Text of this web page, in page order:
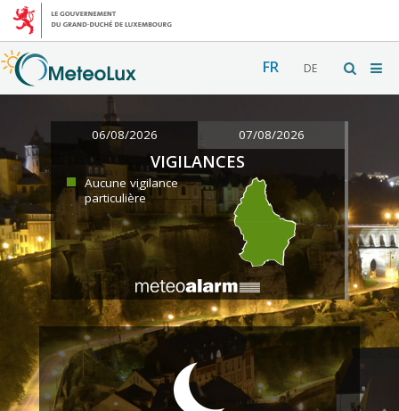
FR DE
06/08/2026 07/08/2026
VIGILANCES
Aucune vigilance
particulière